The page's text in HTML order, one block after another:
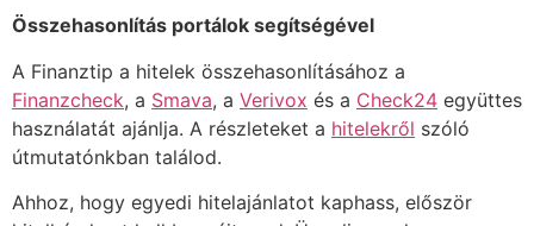
Összehasonlítás portálok segítségével
A Finanztip a hitelek összehasonlításához a
Finanzcheck, a Smava, a Verivox és a Check24 együttes
használatát ajánlja. A részleteket a hitelekről szóló
útmutatónkban találod.
Ahhoz, hogy egyedi hitelajánlatot kaphass, először